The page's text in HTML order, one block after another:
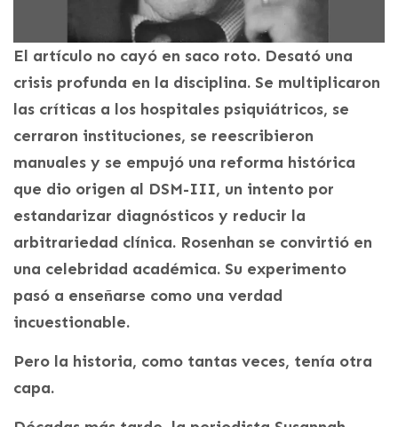
El artículo no cayó en saco roto. Desató una
crisis profunda en la disciplina. Se multiplicaron
las críticas a los hospitales psiquiátricos, se
cerraron instituciones, se reescribieron
manuales y se empujó una reforma histórica
que dio origen al DSM-III, un intento por
estandarizar diagnósticos y reducir la
arbitrariedad clínica. Rosenhan se convirtió en
una celebridad académica. Su experimento
pasó a enseñarse como una verdad
incuestionable.
Pero la historia, como tantas veces, tenía otra
capa.